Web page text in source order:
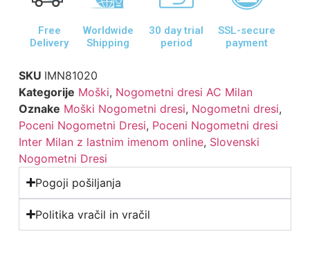
Free
Delivery
Worldwide
Shipping
30 day trial
period
SSL-secure
payment
SKU IMN81020
Kategorije Moški, Nogometni dresi AC Milan
Oznake Moški Nogometni dresi, Nogometni dresi,
Poceni Nogometni Dresi, Poceni Nogometni dresi
Inter Milan z lastnim imenom online, Slovenski
Nogometni Dresi
Pogoji pošiljanja
Politika vračil in vračil